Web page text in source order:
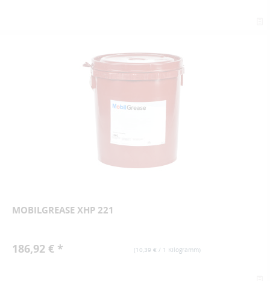
MOBILGREASE XHP 221
(10,39 € / 1 Kilogramm)
186,92 € *